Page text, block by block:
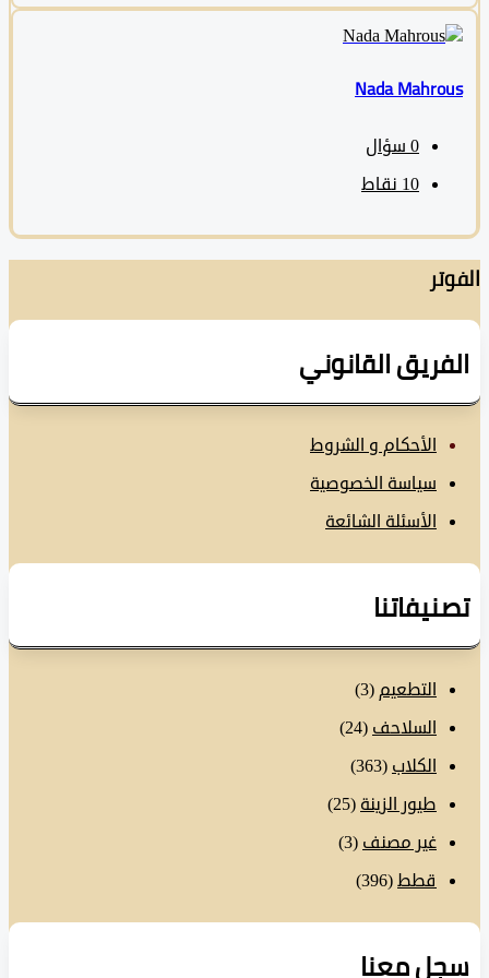
Nada
سؤال
نقاط
القانوني
الأحكام و الشروط
سياسة الخصوصية
الأسئلة الشائعة
التطعيم(3)
السلاحف(24)
الكلاب(363)
طيور الزينة (25)
غير مصنف(3)
قطط
(396)
معنا